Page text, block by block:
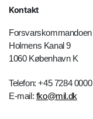
Kontakt
Forsvarskommandoen
Holmens Kanal 9
1060 København K
Telefon: +45 7284 0000
E-mail: fko@mil.dk